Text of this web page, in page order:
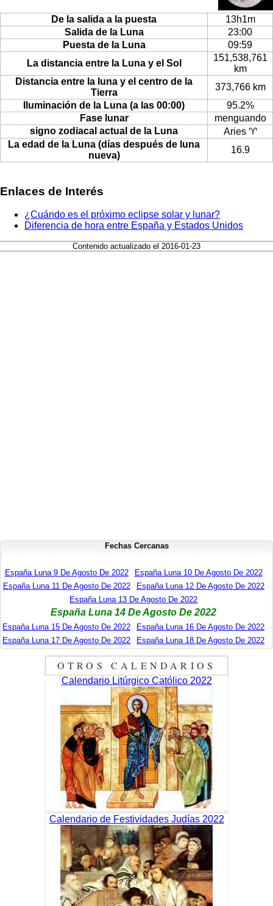
De la salida a la puesta
13h1m
Salida de la Luna
23:00
Puesta de la Luna
09:59
La distancia entre la Luna y el Sol
151,538,761
km
Distancia entre la luna y el centro de la
Tierra
373,766 km
Iluminación de la Luna (a las 00:00)
95.2%
Fase lunar
menguando
signo zodiacal actual de la Luna
Aries ♈
La edad de la Luna (días después de luna
nueva)
16.9
Enlaces de Interés
¿Cuándo es el próximo eclipse solar y lunar?
Diferencia de hora entre España y Estados Unidos
Contenido actualizado el 2016-01-23
Fechas Cercanas
España Luna 9 De Agosto De 2022
España Luna 10 De Agosto De 2022
España Luna 11 De Agosto De 2022
España Luna 12 De Agosto De 2022
España Luna 13 De Agosto De 2022
España Luna 14 De Agosto De 2022
España Luna 15 De Agosto De 2022
España Luna 16 De Agosto De 2022
España Luna 17 De Agosto De 2022
España Luna 18 De Agosto De 2022
OTROS CALENDARIOS
Calendario Litúrgico Católico 2022
Calendario de Festividades Judías 2022